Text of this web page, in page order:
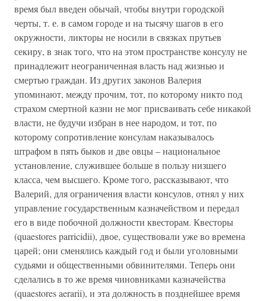
время был введен обычай, чтобы внутри городской
черты, т. е. в самом городе и на тысячу шагов в его
окружности, ликторы не носили в связках прутьев
секиру, в знак того, что на этом пространстве консулу не
принадлежит неограниченная власть над жизнью и
смертью граждан. Из других законов Валерия
упоминают, между прочим, тот, по которому никто под
страхом смертной казни не мог присваивать себе никакой
власти, не будучи избран в нее народом, и тот, по
которому сопротивление консулам наказывалось
штрафом в пять быков и две овцы – национальное
установление, служившее больше в пользу низшего
класса, чем высшего. Кроме того, рассказывают, что
Валерий, для ограничения власти консулов, отнял у них
управление государственным казначейством и передал
его в виде побочной должности квесторам. Квесторы
(quaestores parricidii), двое, существовали уже во времена
царей; они сменялись каждый год и были уголовными
судьями и общественными обвинителями. Теперь они
сделались в то же время чиновниками казначейства
(quaestores aerarii), и эта должность в позднейшее время